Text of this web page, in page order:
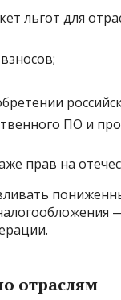
льгот для
ПО и
прав на
отраслям